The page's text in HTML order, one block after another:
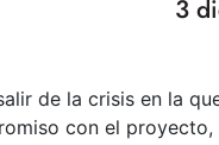
3
de la crisis en la
con el